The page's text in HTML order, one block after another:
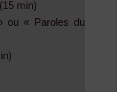
min)
ou « Paroles du